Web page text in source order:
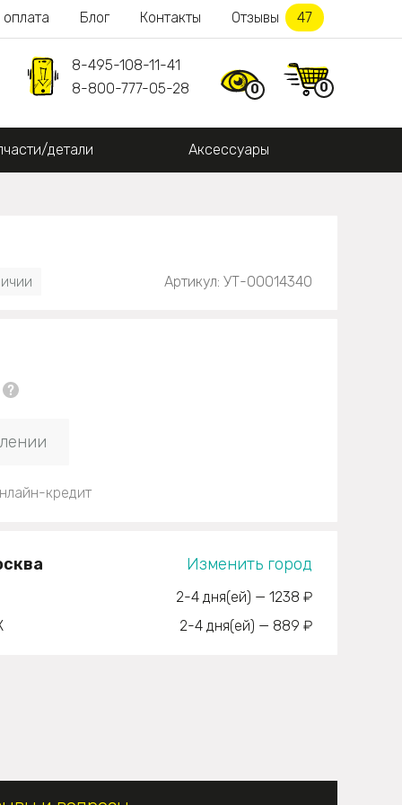
Блог Контакты Отзывы 47
8-495-108-11-41
8-800-777-05-28
0 0
детали Аксессуары
Артикул: УТ-00014340
кредит
Изменить город
1238 ₽
—
2-4 дня(ей)
889 ₽
—
2-4 дня(ей)